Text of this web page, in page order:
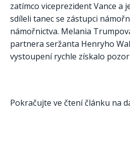
zatímco viceprezident Vance a
sdíleli tanec se zástupci
námořnictva. Melania
partnera seržanta Henryho
vystoupení rychle získalo
Pokračujte ve čtení článku na